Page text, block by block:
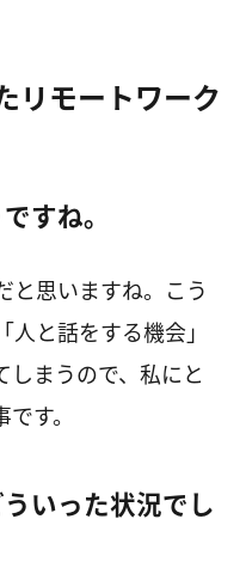
リモートワーク
すね。
と思いますね。こう
と話をする機会」
しまうので、私にと
す。
いった状況でし